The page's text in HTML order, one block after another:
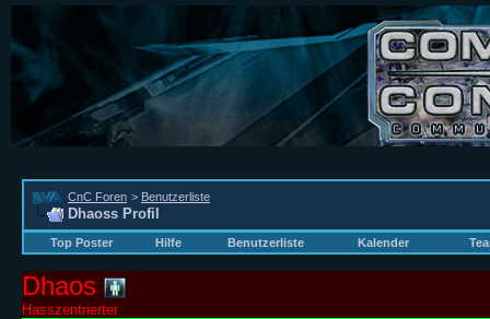
CnC Foren > Benutzerliste
Dhaoss Profil
Top Poster Hilfe Benutzerliste Kalender
Dhaos
Hasszentrierter